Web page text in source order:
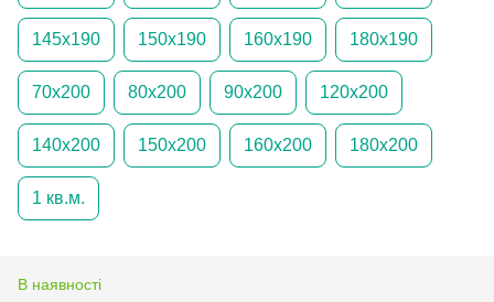
145х190 150х190 160х190 180х190
70х200 80х200 90х200 120х200
140х200 150х200 160х200 180х200
1 кв.м.
В наявності